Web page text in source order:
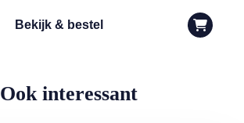
Bekijk & bestel
Ook interessant